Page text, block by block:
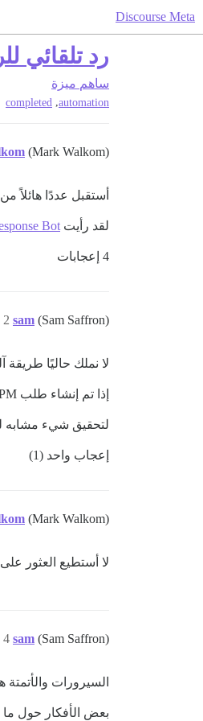
Discourse Meta
رد تلقائي
ساهم ميزة
automation
,
completed
(Mark Walkom)
أستقبل عددًا هائلاً
لقد رأيت Bot
4 إعجابات
sam (Sam Saffron)
2
لا نملك حاليًا طريقة
إذا تم إنشاء طلب PM موجه إلى Mark وكان المستخدم TL2 أو أقل، فيجب الرد برسالة تلقائية.
لتحقيق شيء مشابه
إعجاب واحد (1)
(Mark Walkom)
لا أستطيع العثور
sam (Sam Saffron)
4
السيرورات
بعض الأفكار حول ما